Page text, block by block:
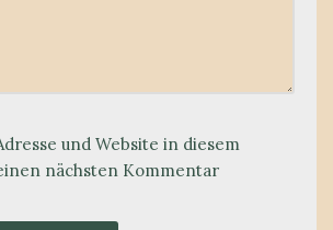
und Website in diesem
nächsten Kommentar